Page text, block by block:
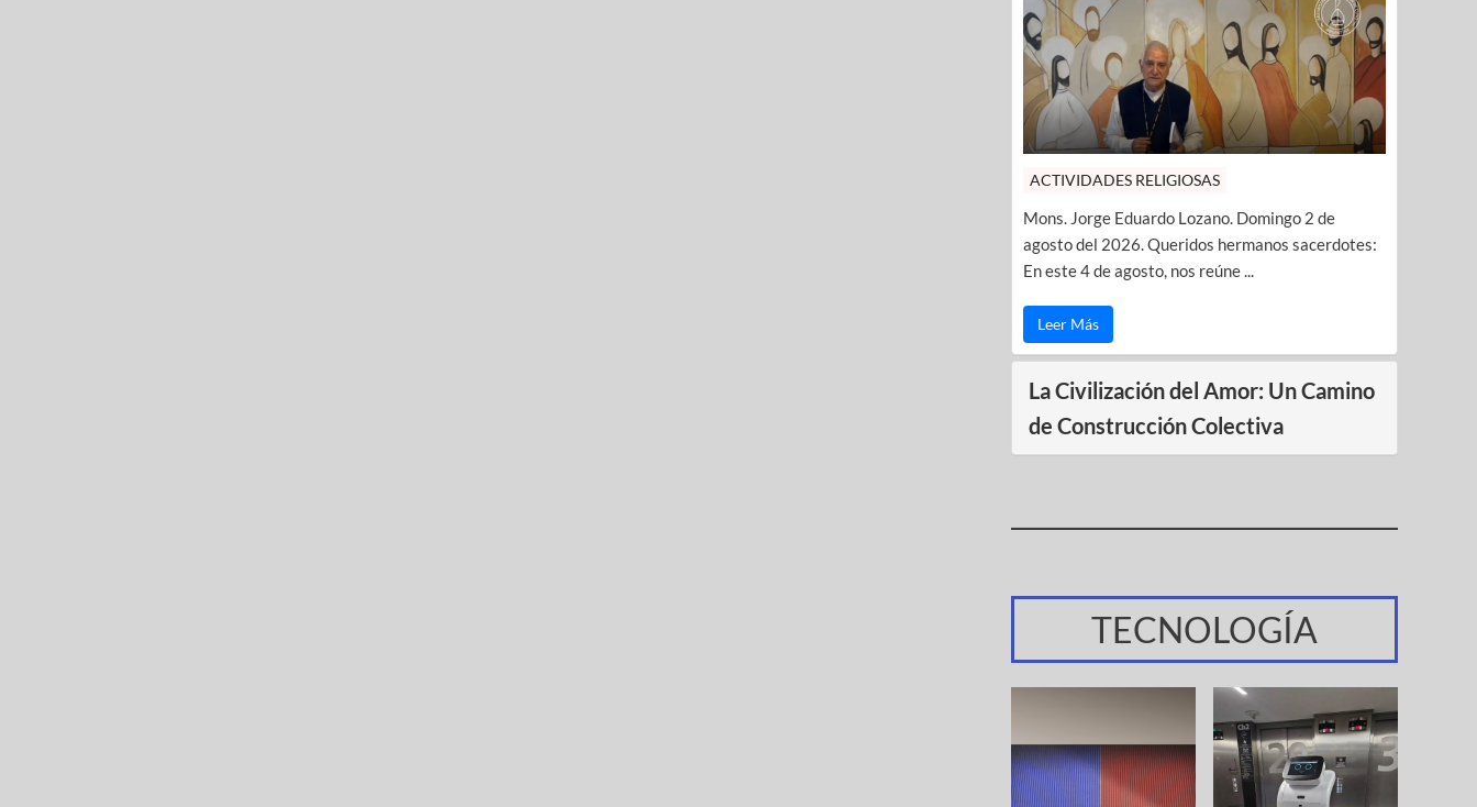
ACTIVIDADES RELIGIOSAS
Mons. Jorge Eduardo Lozano. Domingo 2 de
agosto del 2026. Queridos hermanos sacerdotes:
En este 4 de agosto, nos reúne ...
Leer Más
La Civilización del Amor: Un Camino
de Construcción Colectiva
TECNOLOGÍA